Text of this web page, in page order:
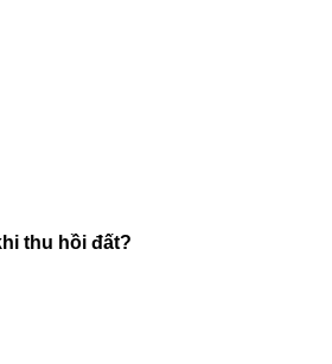
thu hồi đất?